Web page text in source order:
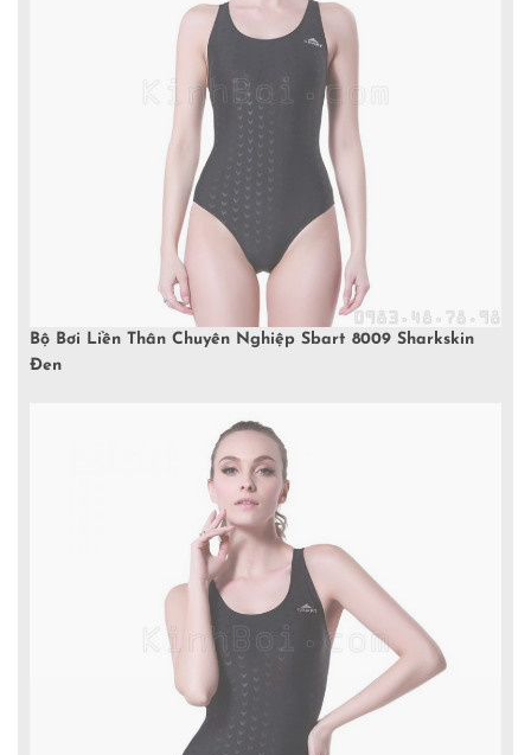
Bộ Bơi Liền Thân Chuyên Nghiệp Sbart 8009 Sharkskin
Đen